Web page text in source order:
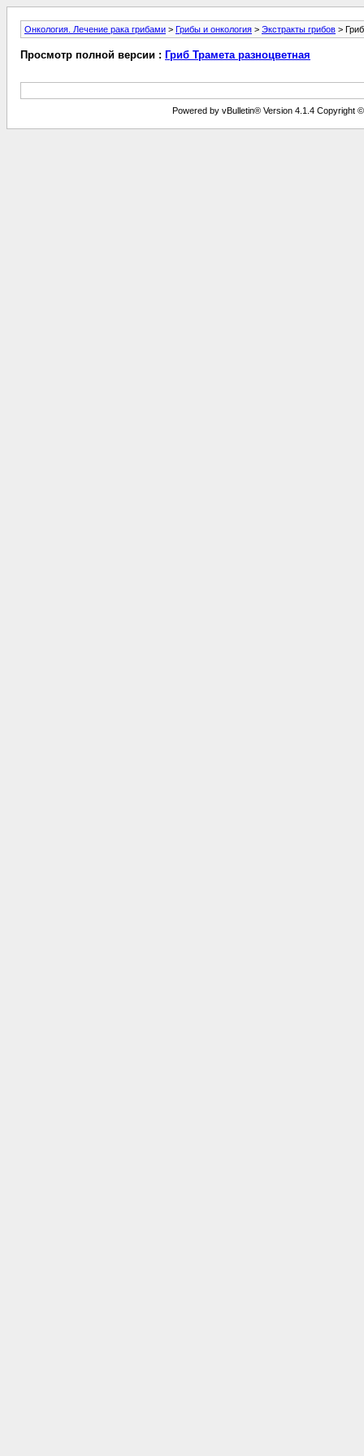
Онкология. Лечение рака грибами > Грибы и онкология > Экстракты грибов >
Просмотр полной версии : Гриб Трамета разноцветная
Powered by vBulletin® Version 4.1.4 Copyright